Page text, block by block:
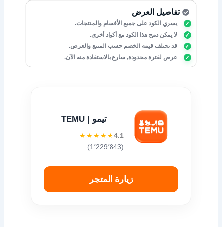
تفاصيل العرض
يسري الكود على جميع الأفسام والمنتجات.
لا يمكن دمح هذا الكود مع أكواد أخرى.
قد تحتلف قيمة الخصم حسب المنتع والعرض.
عرض لفترة محدودة, سارع بالاستفادة منه الآن.
تيمو | TEMU
4.1
★★★★★
(1٬229٬843)
زيارة المتجر